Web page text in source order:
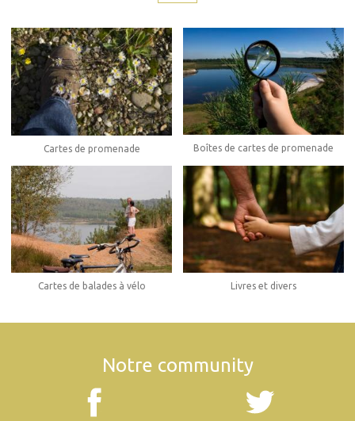
Cartes de promenade Boîtes de cartes de promenade
Cartes de balades à vélo Livres et divers
Notre community